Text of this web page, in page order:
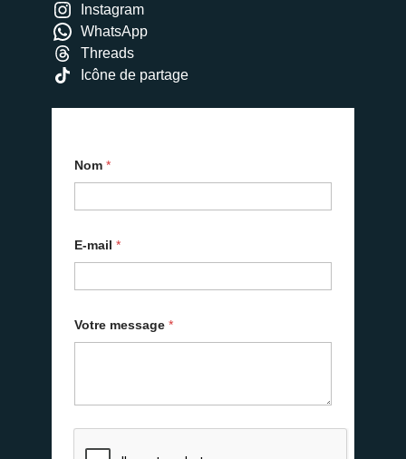
Instagram
WhatsApp
Threads
Icône de partage
Nom *
E-mail *
Votre message *